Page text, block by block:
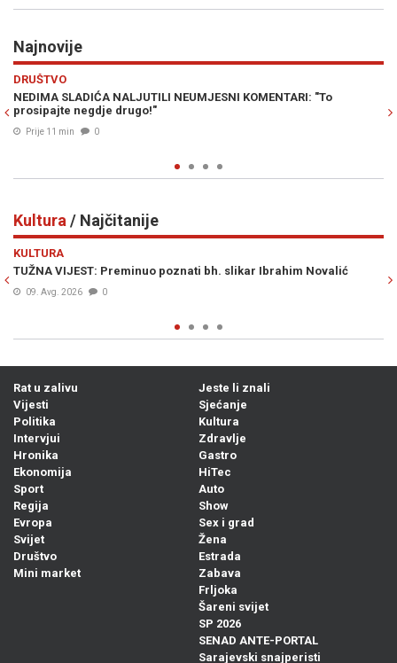
Najnovije
"To
ISCRPLJUJUĆI SUKOB BEZ JASNOG
kraj rata, mogu li Ukrajinci i Rusi zakopati
Previous
Kultura / Najčitanije
Ibrahim Novalić
VELIKO PRIZNANJE ZA BH.
Dina Mustafića pokorio hrvatski festival i
Rat u zalivu
Vijesti
Politika
Intervjui
Hronika
Ekonomija
Sport
Regija
Evropa
Svijet
Društvo
Mini market
Jeste li znali
Sjećanje
Kultura
Zdravlje
Gastro
HiTec
Auto
Show
Sex i grad
Žena
Estrada
Zabava
Frljoka
Šareni svijet
SP 2026
SENAD ANTE-PORTAL
Sarajevski snajperisti